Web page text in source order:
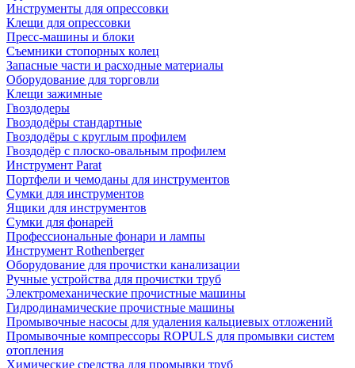
Инструменты для опрессовки
Клещи для опрессовки
Пресс-машины и блоки
Съемники стопорных колец
Запасные части и расходные материалы
Оборудование для торговли
Клещи зажимные
Гвоздодеры
Гвоздодёры стандартные
Гвоздодёры с круглым профилем
Гвоздодёр с плоско-овальным профилем
Инструмент Parat
Портфели и чемоданы для инструментов
Сумки для инструментов
Ящики для инструментов
Сумки для фонарей
Профессиональные фонари и лампы
Инструмент Rothenberger
Оборудование для прочистки канализации
Ручные устройства для прочистки труб
Электромеханические прочистные машины
Гидродинамические прочистные машины
Промывочные насосы для удаления кальциевых отложений
Промывочные компрессоры ROPULS для промывки систем
отопления
Химические средства для промывки труб